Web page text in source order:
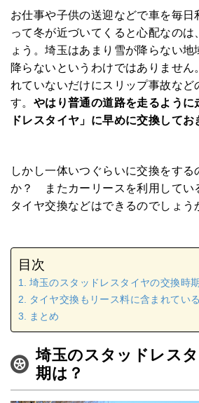
お仕事や子供の送迎などで車を毎日
って冬が近づいてくると心配なのは
ょう。埼玉はあまり雪が降らない地
降らないというわけではありませ
れていないだけにスリップ事故など
す。 やはり普通の道路を走るように
ドレスタイヤ」に早めに交換してお
しかし一体いつぐらいに交換をする
か？ またカーリースを利用してい
タイヤ交換などはできるのでしょう
目次
埼玉のスタッドレスタイヤの交換時
タイヤ交換もリース料に含まれてい
まとめ
埼玉のスタッドレス
期は？